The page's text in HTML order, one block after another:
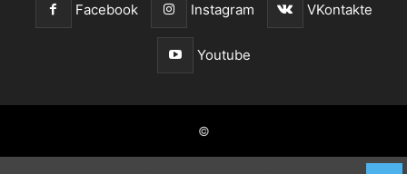
Facebook Instagram VKontakte
Youtube
©